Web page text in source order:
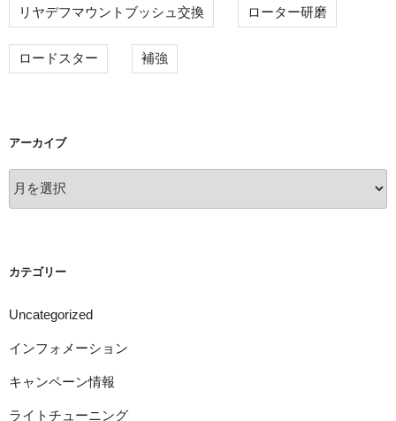
リヤデフマウントブッシュ交換 ローター研磨
ロードスター 補強
アーカイブ
ー
カテゴリー
Uncategorized
インフォメーション
キャンペーン情報
ライトチューニング